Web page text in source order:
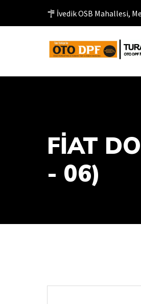
İvedik OSB Mahallesi,
FİAT
- 06)